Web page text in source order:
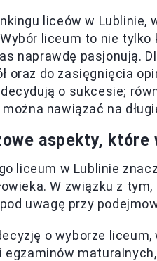
liceów w Lublinie,
liceum to nie
naprawdę pasjonują.
oraz do zasięgnięcia
o sukcesie;
nawiązać na
aspekty,
liceum w Lublinie
W związku z
uwagę przy
o wyborze
egzaminów